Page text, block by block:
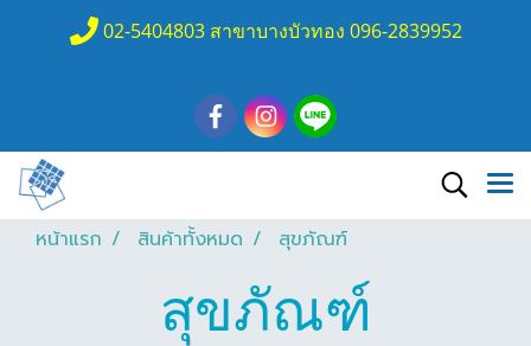
02-5404803 สาขาบางบัวทอง 096-2839952
หน้าแรก สินค้าทั้งหมด สุขภัณฑ์
สุขภัณฑ์